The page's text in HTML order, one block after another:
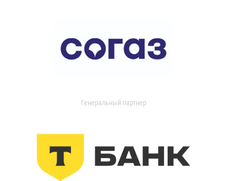
Генеральный партнер